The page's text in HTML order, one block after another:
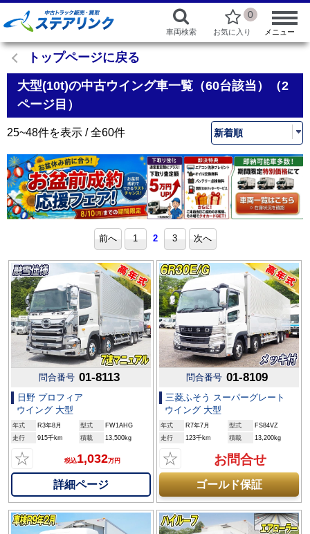
車両検索
0
お気に入り メニュー
トップページに戻る
大型(10t)の中古ウイング車一覧（60台該当）（2
ページ目）
25~48件を表示 / 全60件
前へ 1 2 3 次へ
問合番号 01-8113
日野 プロフィア
ウイング 大型
年式 R3年8月 型式
FW1AHG
走行
915千km 積載 13,500kg
☆ 税込1,032万円
詳細ページ
問合番号 01-8109
三菱ふそう スーパーグレート
ウイング 大型
年式 R7年7月 型式
FS84VZ
走行
123千km 積載 13,200kg
☆ お問合せ
ゴールド保証